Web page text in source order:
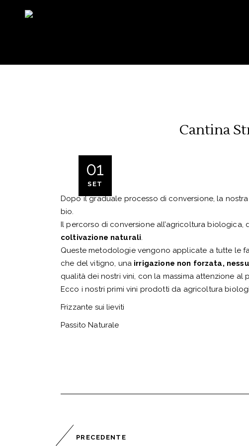
Cantina
01
SET
Dopo il graduale processo di conversione, la
bio.
Il percorso di conversione all’agricoltura biologica,
coltivazione naturali.
Queste metodologie vengono applicate a tutte le
che del vitigno, una irrigazione non forzata,
qualità dei nostri vini, con la massima attenzione
Ecco i nostri primi vini prodotti da agricoltura
Frizzante sui lieviti
Passito Naturale
PRECEDENTE